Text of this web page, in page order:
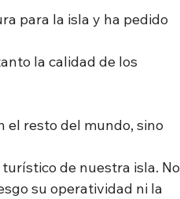
para la isla y ha pedido
la calidad de los
el resto del mundo, sino
de nuestra isla. No
su operatividad ni la